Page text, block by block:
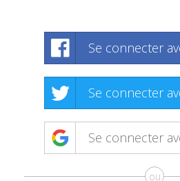
Se connecter
Se connecter
Se connecter
ou